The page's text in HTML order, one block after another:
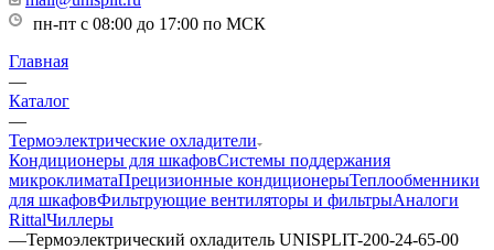
пн-пт с 08:00 до 17:00 по МСК
Главная
—
Каталог
—
Термоэлектрические охладители
Кондиционеры для шкафовСистемы поддержания
микроклиматаПрецизионные кондиционерыТеплообменники
для шкафовФильтрующие вентиляторы и фильтрыАналоги
RittalЧиллеры
—Термоэлектрический охладитель UNISPLIT-200-24-65-00